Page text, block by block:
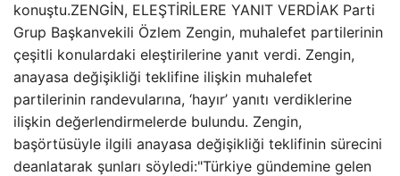
konuştu.ZENGİN, ELEŞTİRİLERE YANIT VERDİAK Parti
Grup Başkanvekili Özlem Zengin, muhalefet partilerinin
çeşitli konulardaki eleştirilerine yanıt verdi. Zengin,
anayasa değişikliği teklifine ilişkin muhalefet
partilerinin randevularına, ‘hayır’ yanıtı verdiklerine
ilişkin değerlendirmelerde bulundu. Zengin,
başörtüsüyle ilgili anayasa değişikliği teklifinin sürecini
deanlatarak şunları söyledi:"Türkiye gündemine gelen